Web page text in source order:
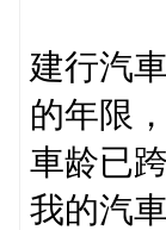
建行汽
的年限
車龄已
我的汽